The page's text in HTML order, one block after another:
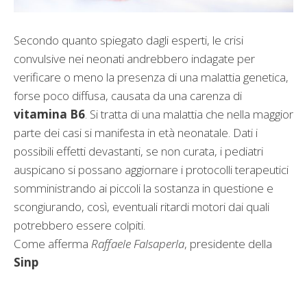
Secondo quanto spiegato dagli esperti, le crisi
convulsive nei neonati andrebbero indagate per
verificare o meno la presenza di una malattia genetica,
forse poco diffusa, causata da una carenza di
vitamina B6. Si tratta di una malattia che nella maggior
parte dei casi si manifesta in età neonatale. Dati i
possibili effetti devastanti, se non curata, i pediatri
auspicano si possano aggiornare i protocolli terapeutici
somministrando ai piccoli la sostanza in questione e
scongiurando, così, eventuali ritardi motori dai quali
potrebbero essere colpiti.
Come afferma Raffaele Falsaperla, presidente della
Sinp